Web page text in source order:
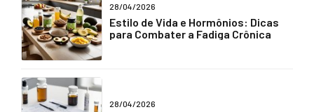
28/04/2026
Estilo de Vida e Hormônios: Dicas
para Combater a Fadiga Crônica
28/04/2026